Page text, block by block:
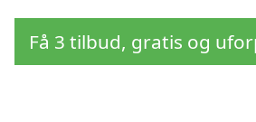
Få 3 tilbud, gratis og